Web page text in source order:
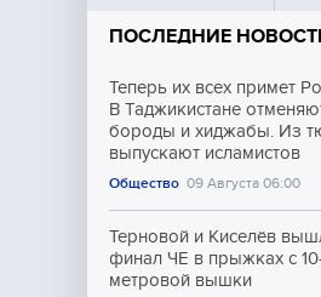
Ближний
Общество
Культура
ПОСЛЕДНИЕ
Теперь их всех примет
В Таджикистане
бороды и хиджабы. Из
выпускают исламистов
Общество 09 Августа 06:00
Терновой и Киселёв
финал ЧЕ в прыжках с
метровой вышки